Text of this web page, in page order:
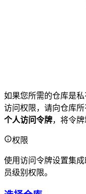
如果您所需的仓库是
访问权限，请向仓库
个人访问令牌，将令牌
权限
使用访问令牌设置集
员级别权限。